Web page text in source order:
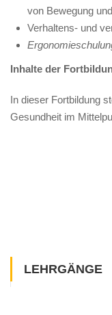
von Bewegung
Verhaltens- und
Inhalte der
In dieser Fortbildung
Gesundheit im
LEHRGÄNGE